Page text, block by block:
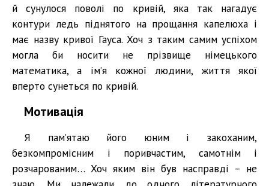
й сунулося поволі по кривій, яка так нагадує
контури ледь піднятого на прощання капелюха і
має назву кривої Гауса. Хоч з таким самим успіхом
могла би носити не прізвище німецького
математика, а ім’я кожної людини, життя якої
вперто сунеться по кривій.
Мотивація
Я пам’ятаю його юним і закоханим,
безкомпромісним і поривчастим, самотнім і
розчарованим… Хоч яким він був насправді – не